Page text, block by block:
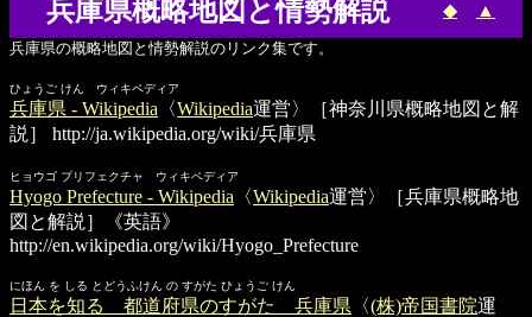
兵庫県概略地図と情勢解説 ◆ ▲
兵庫県の概略地図と情勢解説のリンク集です。
ひょうご けん ウィキペディア
兵庫県 - Wikipedia 〈Wikipedia運営〉［神奈川県概略地図と解
説］
http://ja.wikipedia.org/wiki/兵庫県
ヒョウゴ プリフェクチャ ウィキペディア
Hyogo Prefecture - Wikipedia 〈Wikipedia運営〉［兵庫県概略地
図と解説］《英語》
http://en.wikipedia.org/wiki/Hyogo_Prefecture
にほん を しる とどうふけん の すがた ひょうご けん
日本を知る 都道府県のすがた 兵庫県 〈(株)帝国書院運